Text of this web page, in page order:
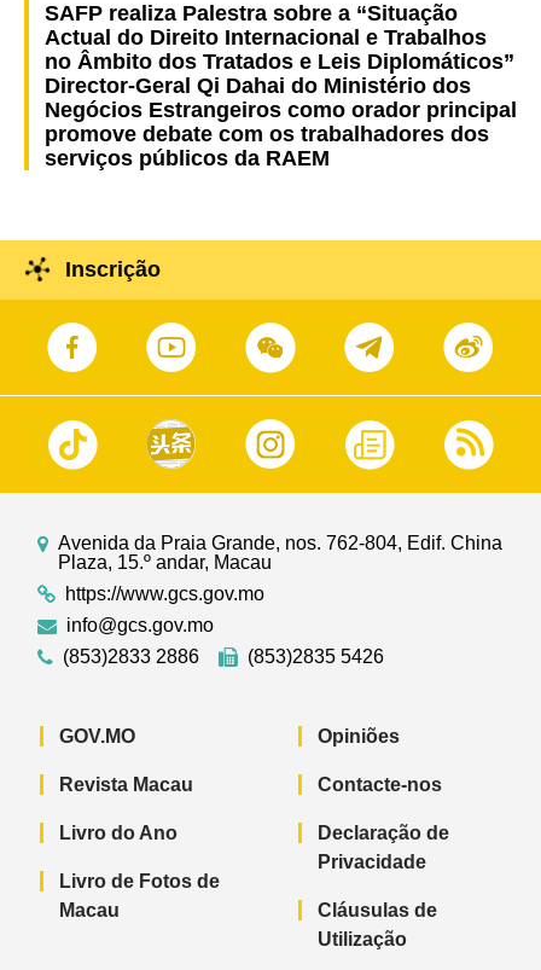
SAFP realiza Palestra sobre a “Situação
Actual do Direito Internacional e Trabalhos
no Âmbito dos Tratados e Leis Diplomáticos”
Director-Geral Qi Dahai do Ministério dos
Negócios Estrangeiros como orador principal
promove debate com os trabalhadores dos
serviços públicos da RAEM
Inscrição
Avenida da Praia Grande, nos. 762-804, Edif. China
Plaza, 15.º andar, Macau
https://www.gcs.gov.mo
info@gcs.gov.mo
(853)2833 2886
(853)2835 5426
GOV.MO
Revista Macau
Livro do Ano
Livro de Fotos de
Macau
Opiniões
Contacte-nos
Declaração de
Privacidade
Cláusulas de
Utilização